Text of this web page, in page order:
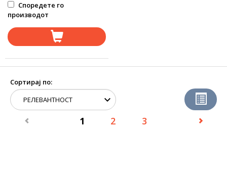
Споредете го
производот
Сортирај по:
1 2 3